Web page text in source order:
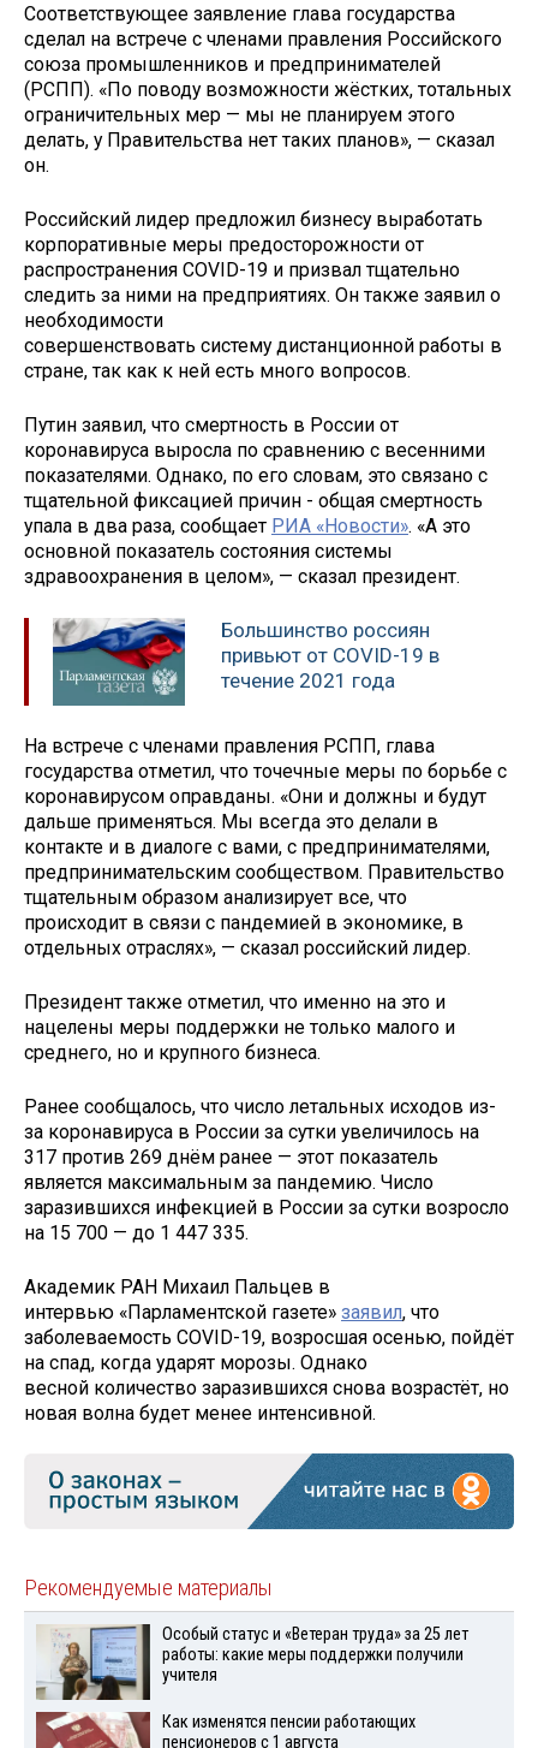
Соответствующее заявление глава государства
сделал на встрече с членами правления Российского
союза промышленников и предпринимателей
(РСПП). «По поводу возможности жёстких, тотальных
ограничительных мер — мы не планируем этого
делать, у Правительства нет таких планов», — сказал
он.
Российский лидер предложил бизнесу выработать
корпоративные меры предосторожности от
распространения COVID-19 и призвал тщательно
следить за ними на предприятиях. Он также заявил о
необходимости
совершенствовать систему дистанционной работы в
стране, так как к ней есть много вопросов.
Путин заявил, что смертность в России от
коронавируса выросла по сравнению с весенними
показателями. Однако, по его словам, это связано с
тщательной фиксацией причин - общая смертность
упала в два раза, сообщает РИА «Новости». «А это
основной показатель состояния системы
здравоохранения в целом», — сказал президент.
Большинство россиян
привьют от COVID-19 в
течение 2021 года
На встрече с членами правления РСПП, глава
государства отметил, что точечные меры по борьбе с
коронавирусом оправданы. «Они и должны и будут
дальше применяться. Мы всегда это делали в
контакте и в диалоге с вами, с предпринимателями,
предпринимательским сообществом. Правительство
тщательным образом анализирует все, что
происходит в связи с пандемией в экономике, в
отдельных отраслях», — сказал российский лидер.
Президент также отметил, что именно на это и
нацелены меры поддержки не только малого и
среднего, но и крупного бизнеса.
Ранее сообщалось, что число летальных исходов из-
за коронавируса в России за сутки увеличилось на
317 против 269 днём ранее — этот показатель
является максимальным за пандемию. Число
заразившихся инфекцией в России за сутки возросло
на 15 700 — до 1 447 335.
Академик РАН Михаил Пальцев в
интервью «Парламентской газете» заявил, что
заболеваемость COVID-19, возросшая осенью, пойдёт
на спад, когда ударят морозы. Однако
весной количество заразившихся снова возрастёт, но
новая волна будет менее интенсивной.
Рекомендуемые материалы
Особый статус и «Ветеран труда» за 25 лет
работы: какие меры поддержки получили
учителя
Как изменятся пенсии работающих
пенсионеров с 1 августа